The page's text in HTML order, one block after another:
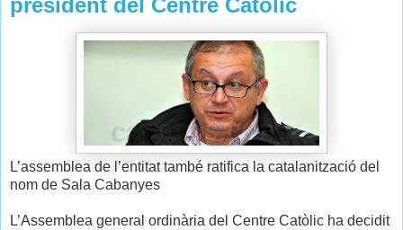
president del Centre Catòlic
L’assemblea de l’entitat també ratifica la catalanització del
nom de Sala Cabanyes
L’Assemblea general ordinària del Centre Catòlic ha decidit